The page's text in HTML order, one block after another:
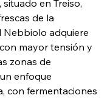
en Treiso,
de la
Nebbiolo adquiere
mayor tensión y
zonas de
enfoque
con fermentaciones